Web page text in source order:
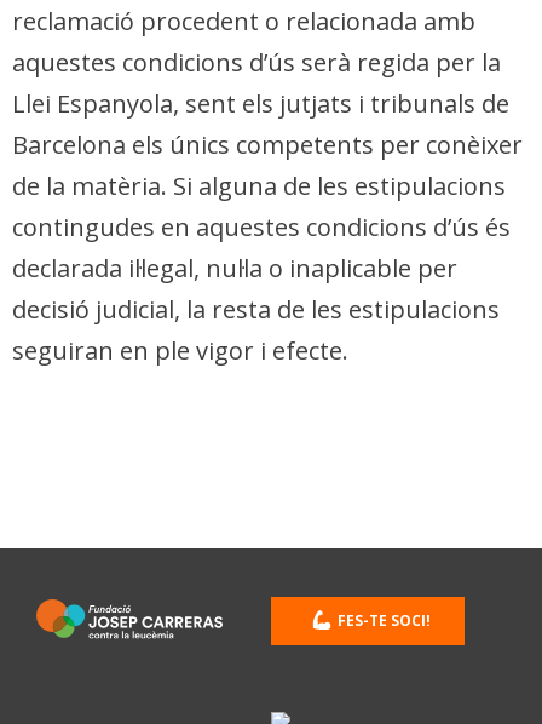
reclamació procedent o relacionada amb
aquestes condicions d’ús serà regida per la
Llei Espanyola, sent els jutjats i tribunals de
Barcelona els únics competents per conèixer
de la matèria. Si alguna de les estipulacions
contingudes en aquestes condicions d’ús és
declarada il·legal, nul·la o inaplicable per
decisió judicial, la resta de les estipulacions
seguiran en ple vigor i efecte.
FES-TE SOCI!